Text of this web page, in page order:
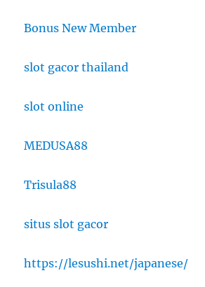
Bonus New Member
slot gacor thailand
slot online
MEDUSA88
Trisula88
situs slot gacor
https://lesushi.net/japanese/